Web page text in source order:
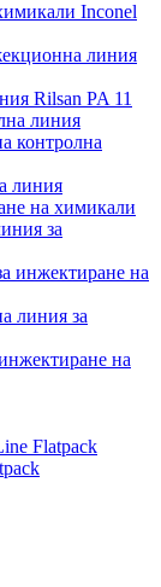
Inconel
линия
Rilsan PA 11
линия
контролна
линия
на химикали
за
инжектиране на
линия за
на
Flatpack